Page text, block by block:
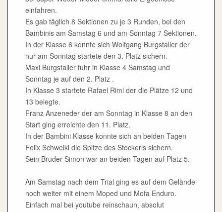
einfahren.
Es gab täglich 8 Sektionen zu je 3 Runden, bei den
Bambinis am Samstag 6 und am Sonntag 7 Sektionen.
In der Klasse 6 konnte sich Wolfgang Burgstaller der
nur am Sonntag startete den 3. Platz sichern.
Maxi Burgstaller fuhr in Klasse 4 Samstag und
Sonntag je auf den 2. Platz .
In Klasse 3 startete Rafael Riml der die Plätze 12 und
13 belegte.
Franz Anzeneder der am Sonntag in Klasse 8 an den
Start ging erreichte den 11. Platz.
In der Bambini Klasse konnte sich an beiden Tagen
Felix Schweikl die Spitze des Stockerls sichern.
Sein Bruder Simon war an beiden Tagen auf Platz 5.
Am Samstag nach dem Trial ging es auf dem Gelände
noch weiter mit einem Moped und Mofa Enduro.
Einfach mal bei youtube reinschaun, absolut